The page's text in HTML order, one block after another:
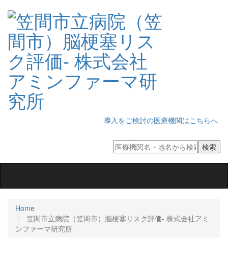
導入をご検討の医療機関はこちらへ
Home
笠間市立病院（笠間市）脳梗塞リスク評価‐ 株式会社アミ
ンファーマ研究所